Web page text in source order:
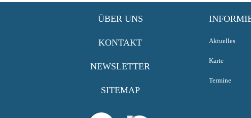
ÜBER UNS
KONTAKT
NEWSLETTER
SITEMAP
Aktuelles
Karte
Termine